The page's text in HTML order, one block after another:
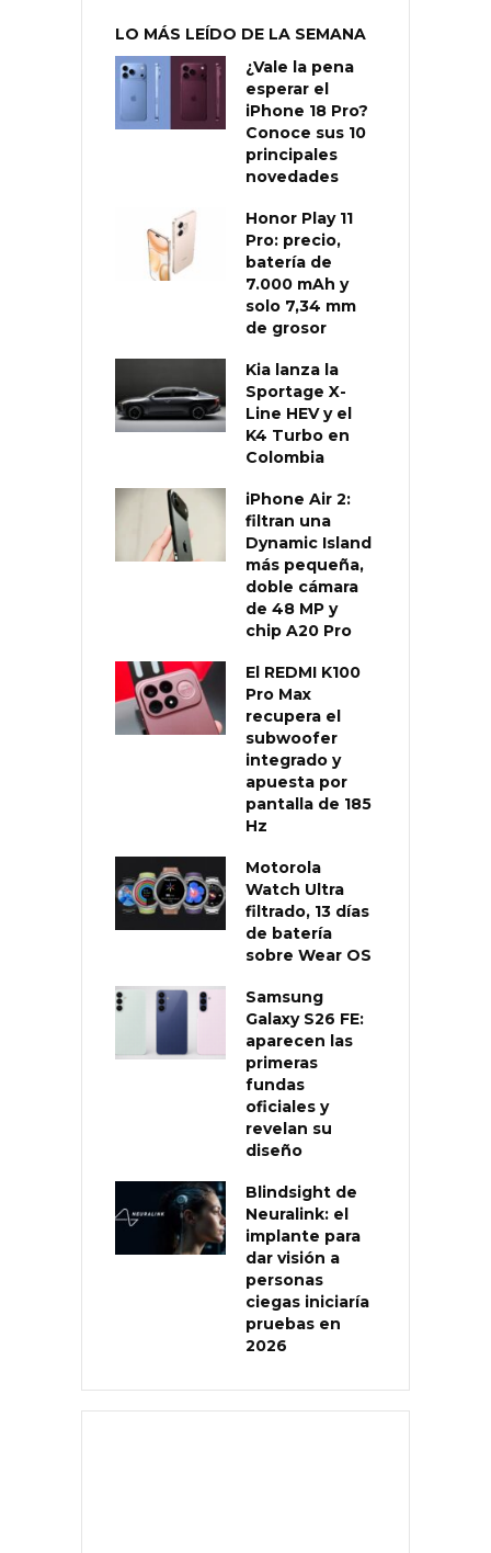
LO MÁS LEÍDO DE LA SEMANA
¿Vale la pena
esperar el
iPhone 18 Pro?
Conoce sus 10
principales
novedades
Honor Play 11
Pro: precio,
batería de
7.000 mAh y
solo 7,34 mm
de grosor
Kia lanza la
Sportage X-
Line HEV y el
K4 Turbo en
Colombia
iPhone Air 2:
filtran una
Dynamic Island
más pequeña,
doble cámara
de 48 MP y
chip A20 Pro
El REDMI K100
Pro Max
recupera el
subwoofer
integrado y
apuesta por
pantalla de 185
Hz
Motorola
Watch Ultra
filtrado, 13 días
de batería
sobre Wear OS
Samsung
Galaxy S26 FE:
aparecen las
primeras
fundas
oficiales y
revelan su
diseño
Blindsight de
Neuralink: el
implante para
dar visión a
personas
ciegas iniciaría
pruebas en
2026